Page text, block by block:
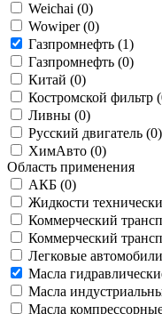
Weichai (0)
Wowiper (0)
Газпромнефть (1)
Газпромнефть (0)
Китай (0)
Костромской фильтр (
Ливны (0)
Русский двигатель (0)
ХимАвто (0)
Область применения
АКБ (0)
Жидкости
Коммерческий
Коммерческий
Легковые
Масла
Масла
Масла